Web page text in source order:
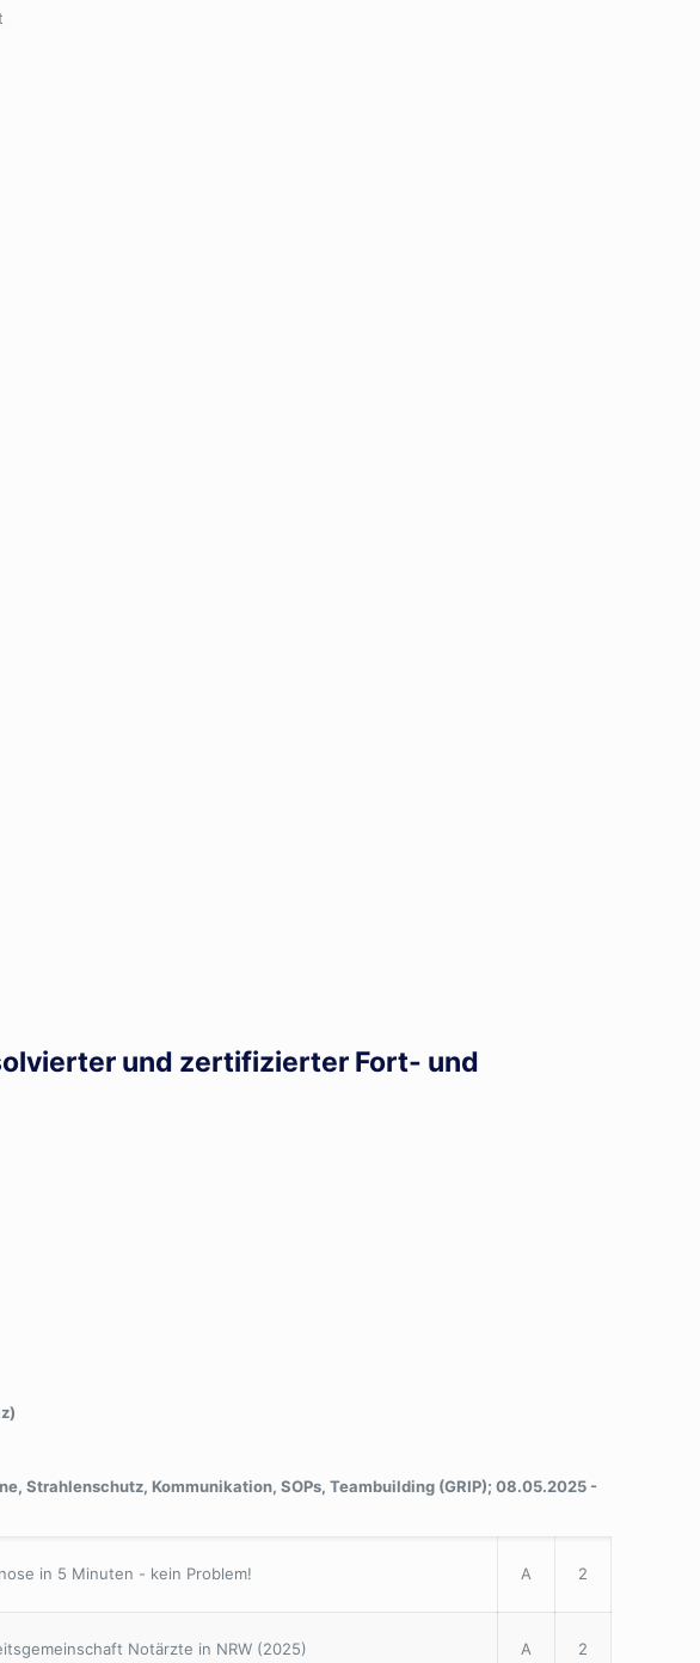
und zertifizierter Fort- und
Strahlenschutz, Kommunikation, SOPs, Teambuilding (GRIP); 08.05.2025 -
in 5 Minuten - kein Problem! A 2
Notärzte in NRW (2025) A 2